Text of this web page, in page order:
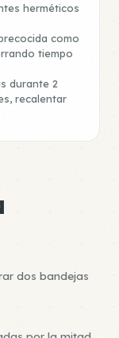
herméticos
como
tiempo
durante 2
recalentar
dos bandejas